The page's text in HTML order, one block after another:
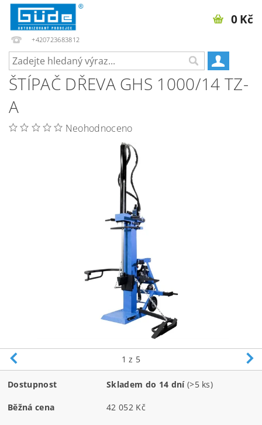
+420723683812
0 Kč
ŠTÍPAČ DŘEVA GHS 1000/14 TZ-
A
Neohodnoceno
1 z 5
Dostupnost Skladem do 14 dní (>5 ks)
Běžná cena 42 052 Kč